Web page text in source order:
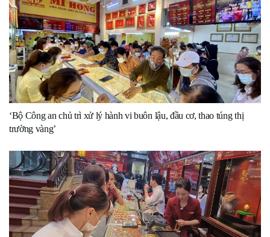
‘Bộ Công an chủ trì xử lý hành vi buôn lậu, đầu cơ, thao túng thị
trường vàng’